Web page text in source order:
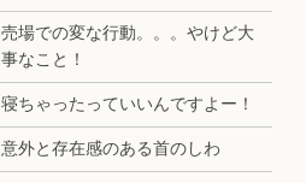
売場での変な行動。。。やけど大
事なこと！
寝ちゃったっていいんですよー！
意外と存在感のある首のしわ